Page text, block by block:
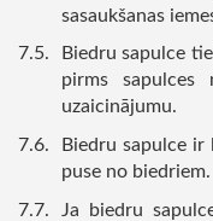
sasaukšanas
Biedru sapulce
pirms sapulces
uzaicinājumu.
Biedru sapulce ir
puse no biedriem.
Ja biedru